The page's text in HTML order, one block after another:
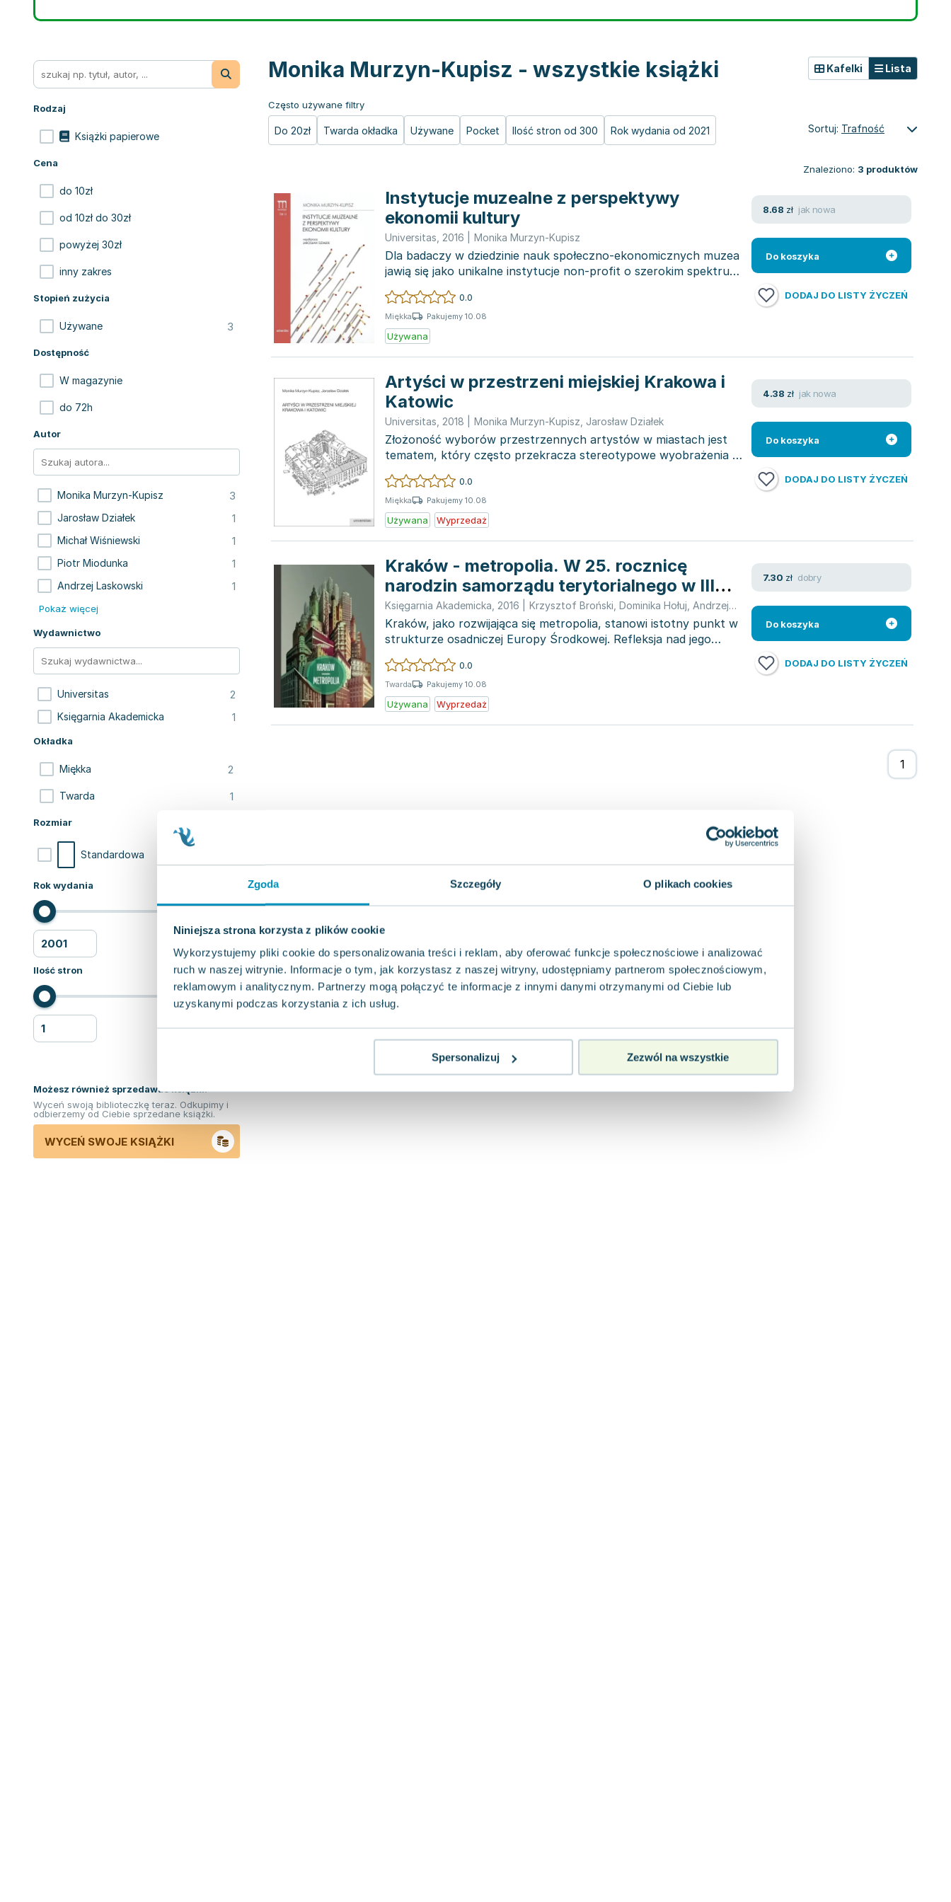
Zgoda Szczegóły O plikach cookies
Niniejsza strona korzysta z plików cookie
Wykorzystujemy pliki cookie do spersonalizowania treści i reklam, aby oferować funkcje społecznościowe i analizować
ruch w naszej witrynie. Informacje o tym, jak korzystasz z naszej witryny, udostępniamy partnerom społecznościowym,
reklamowym i analitycznym. Partnerzy mogą połączyć te informacje z innymi danymi otrzymanymi od Ciebie lub
uzyskanymi podczas korzystania z ich usług.
Spersonalizuj Zezwól na wszystkie
Rodzaj
Książki papierowe
Cena
do 10zł
od 10zł do 30zł
powyżej 30zł
inny zakres
Stopień zużycia
Używane 3
Dostępność
W magazynie
do 72h
Autor
Monika Murzyn-Kupisz 3
Jarosław Działek 1
Michał Wiśniewski 1
Piotr Miodunka 1
Andrzej Laskowski 1
Pokaż więcej
Wydawnictwo
Universitas 2
Księgarnia Akademicka 1
Okładka
Miękka 2
Twarda 1
Rozmiar
Standardowa
Rok wydania
Ilość stron
Możesz również sprzedawać ksiązki!
Wyceń swoją biblioteczkę teraz. Odkupimy i
odbierzemy od Ciebie sprzedane książki.
WYCEŃ SWOJE KSIĄŻKI
Monika Murzyn-Kupisz - wszystkie książki
Często używane filtry
Do 20zł Twarda okładka Używane Pocket Ilość stron od 300 Rok wydania od 2021
Kafelki Lista
Sortuj: Trafność
Znaleziono: 3 produktów
Instytucje muzealne z perspektywy
ekonomii kultury
Universitas 2016 Monika Murzyn-Kupisz
Dla badaczy w dziedzinie nauk społeczno-ekonomicznych muzea
jawią się jako unikalne instytucje non-profit o szerokim spektrum
funk...
0.0
Miękka Pakujemy 10.08
Używana
8.68 zł jak nowa
Do koszyka
DODAJ DO LISTY ŻYCZEŃ
Artyści w przestrzeni miejskiej Krakowa i
Katowic
Universitas 2018 Monika Murzyn-Kupisz Jarosław Działek
Złożoność wyborów przestrzennych artystów w miastach jest
tematem, który często przekracza stereotypowe wyobrażenia o
bohemie arty...
0.0
Miękka Pakujemy 10.08
Używana Wyprzedaż
4.38 zł jak nowa
Do koszyka
DODAJ DO LISTY ŻYCZEŃ
Kraków - metropolia. W 25. rocznicę
narodzin samorządu terytorialnego w III
Rzeczypospolitej
Księgarnia Akademicka 2016 Krzysztof Broński Dominika Hołuj Andrzej Laskowski ,Piotr Miodunka,Monika Murzyn-
Kraków, jako rozwijająca się metropolia, stanowi istotny punkt w
strukturze osadniczej Europy Środkowej. Refleksja nad jego
miejsc...
0.0
Twarda Pakujemy 10.08
Używana Wyprzedaż
7.30 zł dobry
Do koszyka
DODAJ DO LISTY ŻYCZEŃ